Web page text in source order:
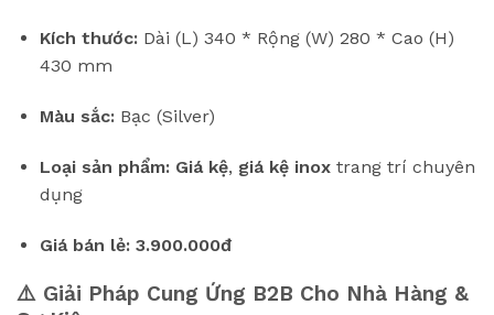
Kích thước:Dài (L) 340 * Rộng (W) 280 * Cao (H)
430 mm
Màu sắc:Bạc (Silver)
Loại sản phẩm: Giá kệ, giá kệ inoxtrang trí chuyên
dụng
Giá bán lẻ: 3.900.000đ
⚠️ Giải Pháp Cung Ứng B2B Cho Nhà Hàng &